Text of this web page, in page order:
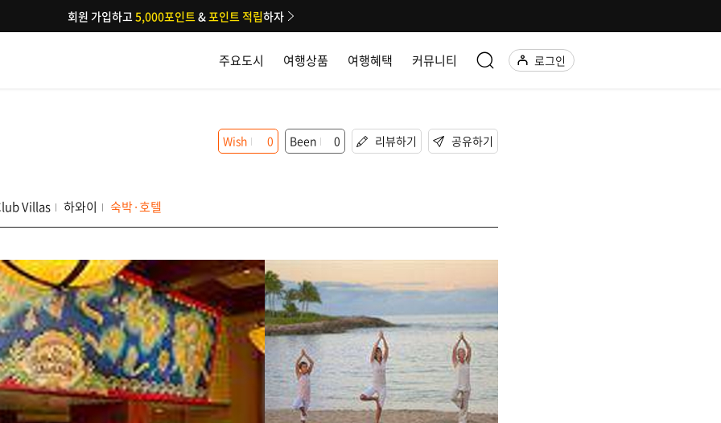
주요도시 여행상품 여행혜택 커뮤니티 로그인
회원 가입하고5,000포인트&포인트 적립하자
Villas 하와이 숙박·호텔
Wish 0 Been 0 리뷰하기 공유하기